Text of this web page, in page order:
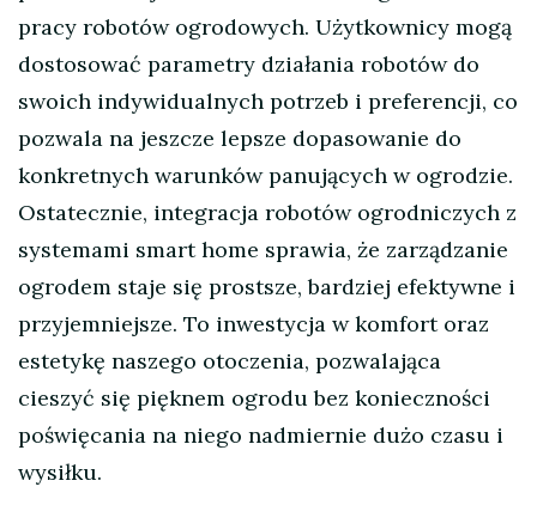
pracy robotów ogrodowych. Użytkownicy mogą
dostosować parametry działania robotów do
swoich indywidualnych potrzeb i preferencji, co
pozwala na jeszcze lepsze dopasowanie do
konkretnych warunków panujących w ogrodzie.
Ostatecznie, integracja robotów ogrodniczych z
systemami smart home sprawia, że zarządzanie
ogrodem staje się prostsze, bardziej efektywne i
przyjemniejsze. To inwestycja w komfort oraz
estetykę naszego otoczenia, pozwalająca
cieszyć się pięknem ogrodu bez konieczności
poświęcania na niego nadmiernie dużo czasu i
wysiłku.